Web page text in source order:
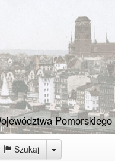
Pomorskiego
Szukaj Toggle